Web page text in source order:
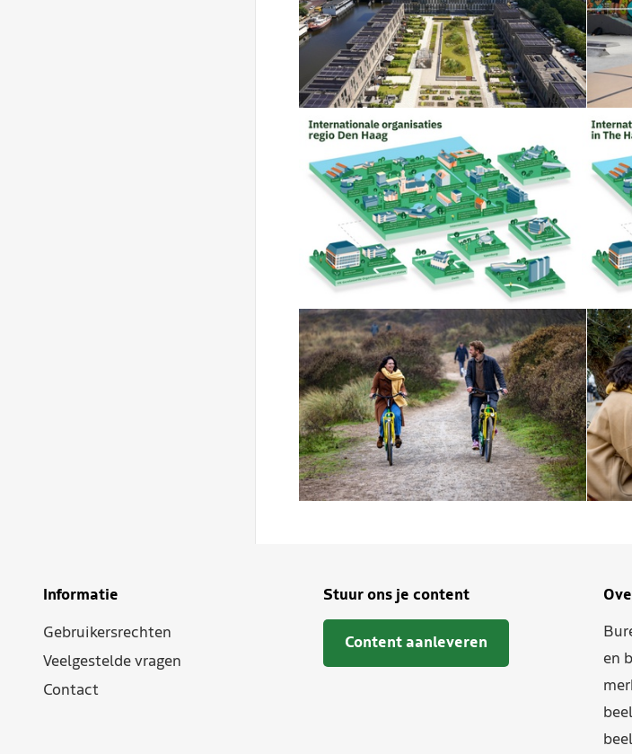
Informatie
Gebruikersrechten
Veelgestelde vragen
Contact
Stuur ons je content
Content aanleveren
en